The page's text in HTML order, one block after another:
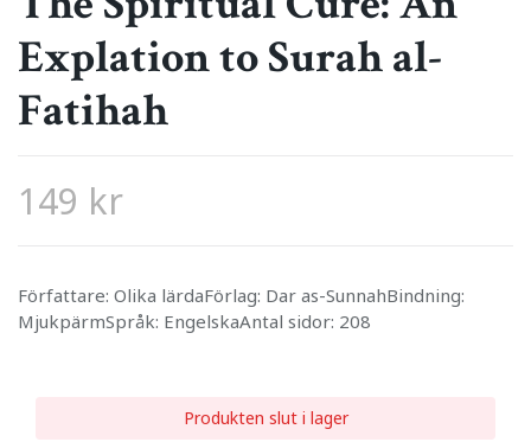
Explation to Surah al-
Fatihah
149 kr
Författare: Olika lärdaFörlag: Dar as-SunnahBindning:
MjukpärmSpråk: EngelskaAntal sidor: 208
Produkten slut i lager